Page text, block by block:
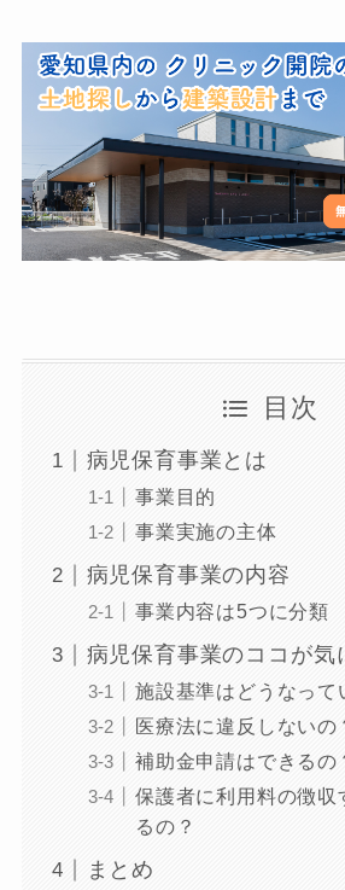
目次
病児保育事業とは
事業目的
事業実施の主体
病児保育事業の内容
事業内容は5つに分類
病児保育事業のココが気
施設基準はどうなって
医療法に違反しないの
補助金申請はできるの
保護者に利用料の徴収
るの？
まとめ